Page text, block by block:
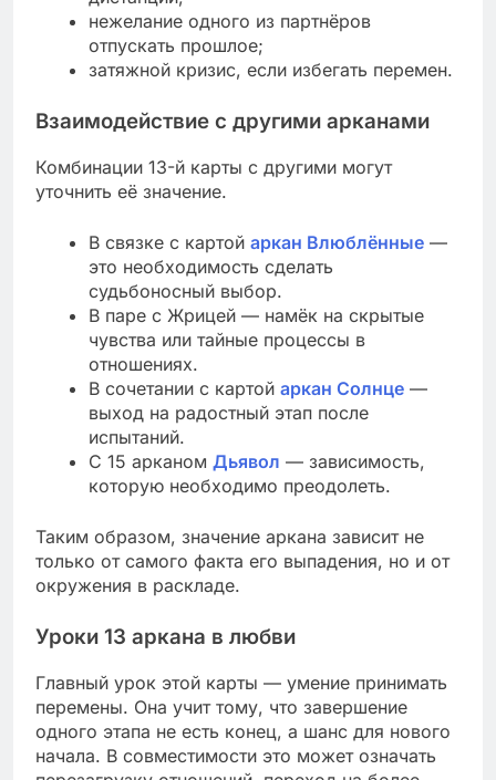
нежелание одного из партнёров
отпускать прошлое;
затяжной кризис, если избегать перемен.
Взаимодействие с другими арканами
Комбинации 13-й карты с другими могут
уточнить её значение.
В связке с картой аркан Влюблённые —
это необходимость сделать
судьбоносный выбор.
В паре с Жрицей — намёк на скрытые
чувства или тайные процессы в
отношениях.
В сочетании с картой аркан Солнце —
выход на радостный этап после
испытаний.
С 15 арканом Дьявол — зависимость,
которую необходимо преодолеть.
Таким образом, значение аркана зависит не
только от самого факта его выпадения, но и от
окружения в раскладе.
Уроки 13 аркана в любви
Главный урок этой карты — умение принимать
перемены. Она учит тому, что завершение
одного этапа не есть конец, а шанс для нового
начала. В совместимости это может означать